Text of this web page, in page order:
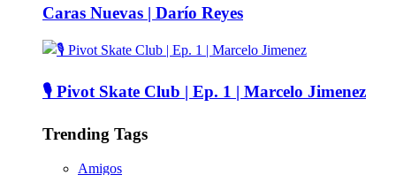
Caras Nuevas | Darío Reyes
🎙️ Pivot Skate Club | Ep. 1 | Marcelo Jimenez
Trending Tags
Amigos